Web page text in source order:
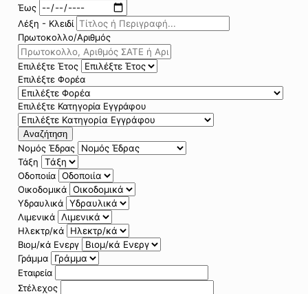
Έως
Λέξη - Κλειδί
Πρωτοκολλο/Αριθμός
Επιλέξτε Έτος
Επιλέξτε Φορέα
Επιλέξτε Κατηγορία Εγγράφου
Αναζήτηση
Νομός Έδρας
Τάξη
Οδοποιία
Οικοδομικά
Υδραυλικά
Λιμενικά
Ηλεκτρ/κά
Βιομ/κά Ενεργ
Γράμμα
Εταιρεία
Στέλεχος